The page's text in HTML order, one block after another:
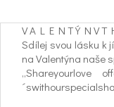
V A L E N T Ý N V T
Sdílej svou lásku k
na Valentýna naše
„Shareyourlove